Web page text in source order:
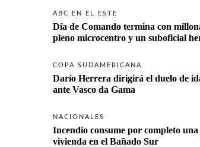
ABC EN EL ESTE
Día de Comando termina con
pleno microcentro y un suboficial
COPA SUDAMERICANA
Darío Herrera dirigirá el duelo de
NACIONALES
Incendio consume por completo
vivienda en el Bañado Sur